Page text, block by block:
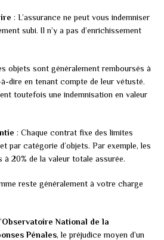
: L’assurance ne peut vous indemniser
subi. Il n’y a pas d’enrichissement
objets sont généralement remboursés à
à-dire en tenant compte de leur vétusté.
toutefois une indemnisation en valeur
: Chaque contrat fixe des limites
par catégorie d’objets. Par exemple, les
20% de la valeur totale assurée.
reste généralement à votre charge
Observatoire National de la
Pénales, le préjudice moyen d’un